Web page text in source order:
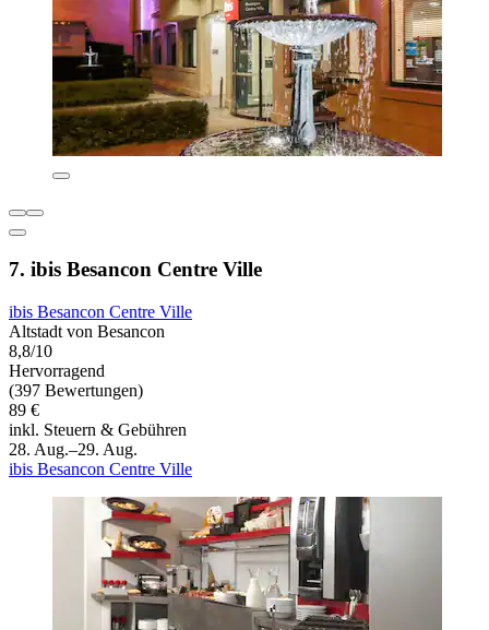
7. ibis Besancon Centre Ville
ibis Besancon Centre Ville
Altstadt von Besancon
8,8/10
Hervorragend
(397 Bewertungen)
89 €
inkl. Steuern & Gebühren
28. Aug.–29. Aug.
ibis Besancon Centre Ville